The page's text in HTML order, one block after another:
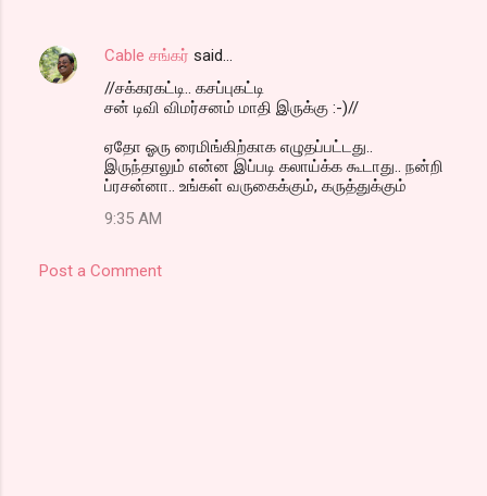
Cable சங்கர் said…
//சக்கரகட்டி.. கசப்புகட்டி
சன் டிவி விமர்சனம் மாதி இருக்கு :-)//
ஏதோ ஓரு ரைமிங்கிற்காக எழுதப்பட்டது..
இருந்தாலும் என்ன இப்படி கலாய்க்க கூடாது.. நன்றி
ப்ரசன்னா.. உங்கள் வருகைக்கும், கருத்துக்கும்
9:35 AM
Post a Comment